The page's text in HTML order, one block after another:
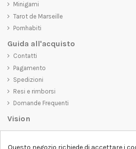
Minigami
Tarot de Marseille
Pornhabiti
Guida all'acquisto
Contatti
Pagamento
Spedizioni
Resi e rimborsi
Domande Frequenti
Vision
belli da vedere, ma che trasmettano anche
Questo negozio richiede di accettare i